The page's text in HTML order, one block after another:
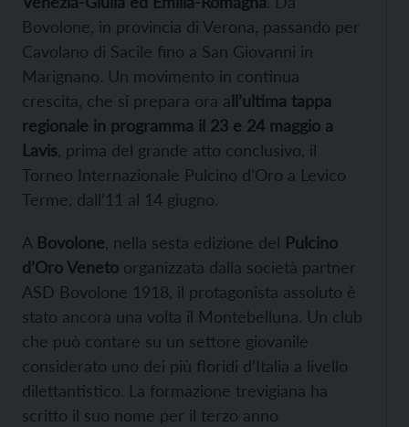
Bovolone, in provincia di Verona, passando per
Cavolano di Sacile fino a San Giovanni in
Marignano. Un movimento in continua
crescita, che si prepara ora all’ultima tappa
regionale in programma il 23 e 24 maggio a
Lavis , prima del grande atto conclusivo, il
Torneo Internazionale Pulcino d’Oro a Levico
Terme, dall’11 al 14 giugno.
A Bovolone , nella sesta edizione del Pulcino
d’Oro Veneto organizzata dalla società partner
ASD Bovolone 1918, il protagonista assoluto è
stato ancora una volta il Montebelluna. Un club
che può contare su un settore giovanile
considerato uno dei più floridi d’Italia a livello
dilettantistico. La formazione trevigiana ha
scritto il suo nome per il terzo anno